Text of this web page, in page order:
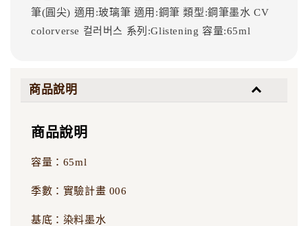
筆(圓尖) 適用:玻璃筆 適用:鋼筆類型:鋼筆墨水CV
colorverse 컬러버스 系列:Glistening 容量:65ml
商品說明
商品說明
容量：65ml
季數：實驗計畫 006
基底：染料墨水